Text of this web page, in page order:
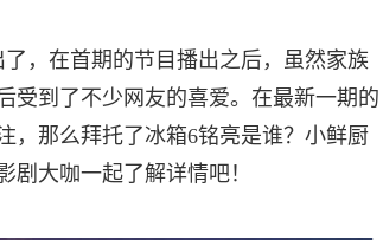
，在首期的节目播出之后，虽然家族
受到了不少网友的喜爱。在最新一期的
，那么拜托了冰箱6铭亮是谁？小鲜厨
剧大咖一起了解详情吧！